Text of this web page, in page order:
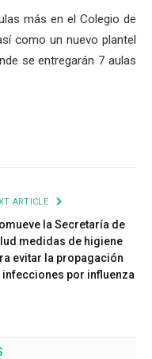
más en el Colegio de
como un nuevo plantel
se entregarán 7 aulas
ARTICLE
la Secretaría de
medidas de higiene
evitar la propagación
infecciones por influenza